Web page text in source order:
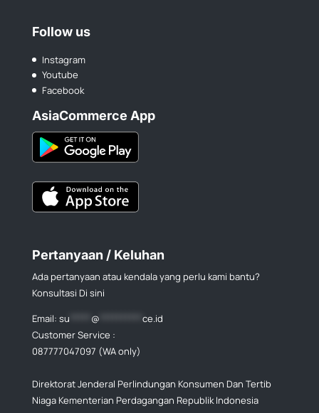
Follow us
Instagram
Youtube
Facebook
AsiaCommerce App
Pertanyaan / Keluhan
Ada pertanyaan atau kendala yang perlu kami bantu?
Konsultasi Di sini
Email: su @
ce.id
Customer Service :
087777047097 (WA only)
Direktorat Jenderal Perlindungan Konsumen Dan Tertib
Niaga Kementerian Perdagangan Republik Indonesia